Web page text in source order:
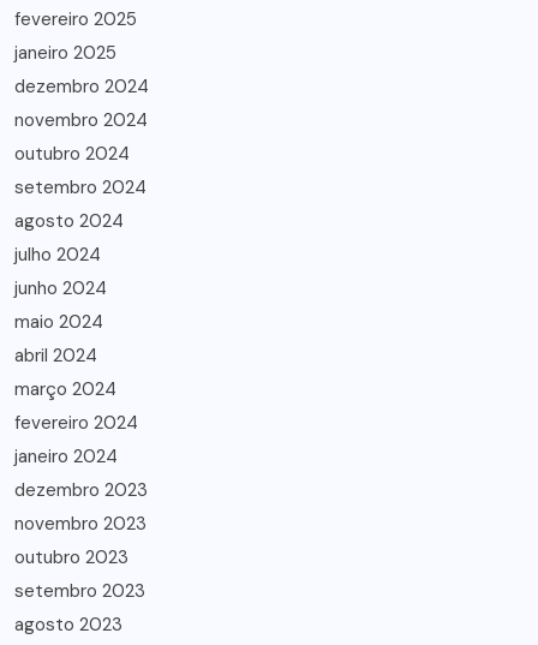
fevereiro 2025
janeiro 2025
dezembro 2024
novembro 2024
outubro 2024
setembro 2024
agosto 2024
julho 2024
junho 2024
maio 2024
abril 2024
março 2024
fevereiro 2024
janeiro 2024
dezembro 2023
novembro 2023
outubro 2023
setembro 2023
agosto 2023